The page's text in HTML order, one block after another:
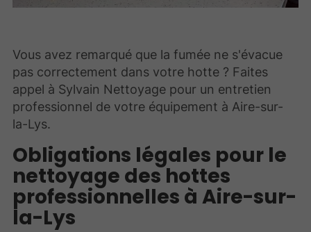
Vous avez remarqué que la fumée ne s'évacue
pas correctement dans votre hotte ? Faites
appel à Sylvain Nettoyage pour un entretien
professionnel de votre équipement à Aire-sur-
la-Lys.
Obligations légales pour le
nettoyage des hottes
professionnelles à Aire-sur-
la-Lys